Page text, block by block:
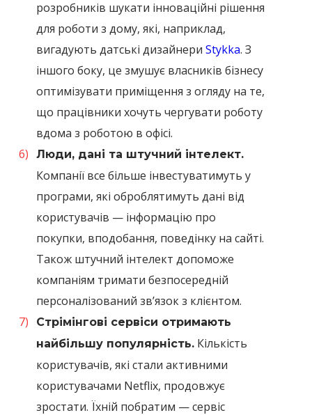
розробників шукати інноваційні рішення
для роботи з дому, які, наприклад,
вигадують датські дизайнери Stykka. З
іншого боку, це змушує власників бізнесу
оптимізувати приміщення з огляду на те,
що працівники хочуть чергувати роботу
вдома з роботою в офісі.
Люди, дані та штучний інтелект.
Компанії все більше інвестуватимуть у
програми, які оброблятимуть дані від
користувачів — інформацію про
покупки, вподобання, поведінку на сайті.
Також штучний інтелект допоможе
компаніям тримати безпосередній
персоналізований зв’язок з клієнтом.
Стрімінгові сервіси отримають
найбільшу популярність. Кількість
користувачів, які стали активними
користувачами Netflix, продовжує
зростати. Їхній побратим — сервіс